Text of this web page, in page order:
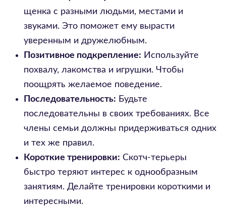
щенка с разными людьми, местами и
звуками. Это поможет ему вырасти
уверенным и дружелюбным.
Позитивное подкрепление: Используйте
похвалу, лакомства и игрушки. Чтобы
поощрять желаемое поведение.
Последовательность: Будьте
последовательны в своих требованиях. Все
члены семьи должны придерживаться одних
и тех же правил.
Короткие тренировки: Скотч-терьеры
быстро теряют интерес к однообразным
занятиям. Делайте тренировки короткими и
интересными.